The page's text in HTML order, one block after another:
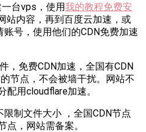
台vps，使用我的教程免费安
站内容，再到百度云加速，或
号，使用他们的CDN免费加速
，免费CDN加速，全国有CDN
节点，不会被墙干扰。网站不
用cloudflare加速。
制文件大小 ，全国CDN节点
点，网站需备案。